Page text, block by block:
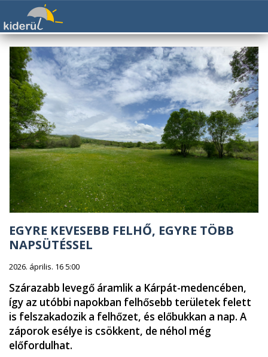
EGYRE KEVESEBB FELHŐ, EGYRE TÖBB
NAPSÜTÉSSEL
2026. április. 16 5:00
Szárazabb levegő áramlik a Kárpát-medencében,
így az utóbbi napokban felhősebb területek felett
is felszakadozik a felhőzet, és előbukkan a nap. A
záporok esélye is csökkent, de néhol még
előfordulhat.